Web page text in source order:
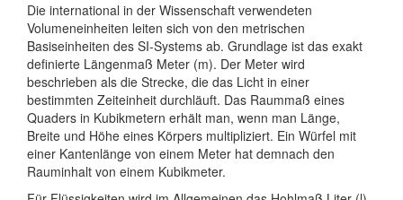
Die international in der Wissenschaft verwendeten
Volumeneinheiten leiten sich von den metrischen
Basiseinheiten des SI-Systems ab. Grundlage ist das exakt
definierte Längenmaß Meter (m). Der Meter wird
beschrieben als die Strecke, die das Licht in einer
bestimmten Zeiteinheit durchläuft. Das Raummaß eines
Quaders in Kubikmetern erhält man, wenn man Länge,
Breite und Höhe eines Körpers multipliziert. Ein Würfel mit
einer Kantenlänge von einem Meter hat demnach den
Rauminhalt von einem Kubikmeter.